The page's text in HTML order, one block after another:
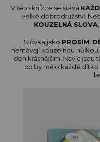
V této knížce se stává
velké dobrodružství.
KOUZELNÁ SLOVA
Slůvka jako PROSÍM
nemávají kouzelnou
den krásnějším. Navíc jsou
co by mělo každé